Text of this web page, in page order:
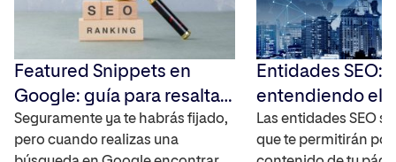
Featured Snippets en
Google: guía para resaltar
tus resultados en las SERP
Seguramente ya te habrás fijado,
pero cuando realizas una
Entidades SEO:
entendiendo el
semántico para
Google
Las entidades SEO
que te permitirán